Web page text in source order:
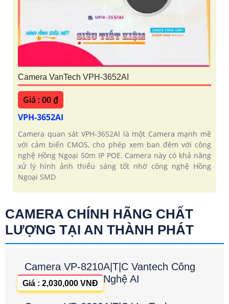
Camera VanTech VPH-3652AI
Giá : 00 ₫
VPH-3652AI
Camera quan sát VPH-3652AI là một Camera mạnh mẽ
với cảm biến CMOS, cho phép xem ban đêm với công
nghệ Hồng Ngoại 50m IP POE. Camera này có khả năng
xử lý hình ảnh thiếu sáng tốt nhờ công nghệ Hồng
Ngoại SMD
CAMERA CHÍNH HÃNG CHẤT
LƯỢNG TẠI AN THÀNH PHÁT
Camera VP-8210A|T|C Vantech Công
Nghệ AI
Giá : 2,030,000 VNĐ